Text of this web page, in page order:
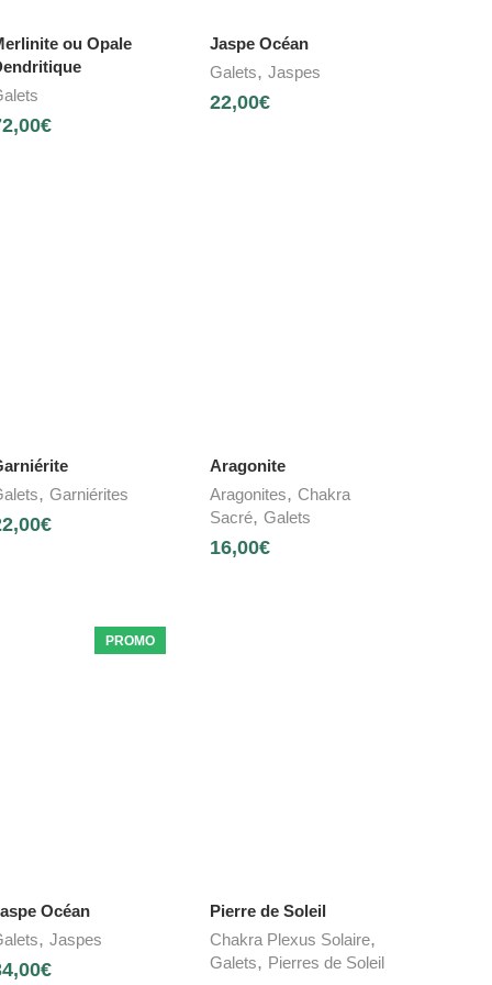
ou Opale
€
Jaspe Océan
Galets,Jaspes
22,00€
, Garniérites
€
Aragonite
Aragonites,Chakra
Sacré,Galets
16,00€
PROMO
Océan
, Jaspes
€
Pierre de Soleil
Chakra Plexus Solaire,
Galets, Pierres de Soleil